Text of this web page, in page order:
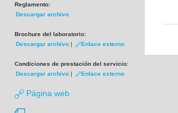
Reglamento:
Descargar archivo
Brochure del laboratorio:
Descargar archivo | Enlace externo
Condiciones de prestación del servicio:
Descargar archivo | Enlace externo
Página web